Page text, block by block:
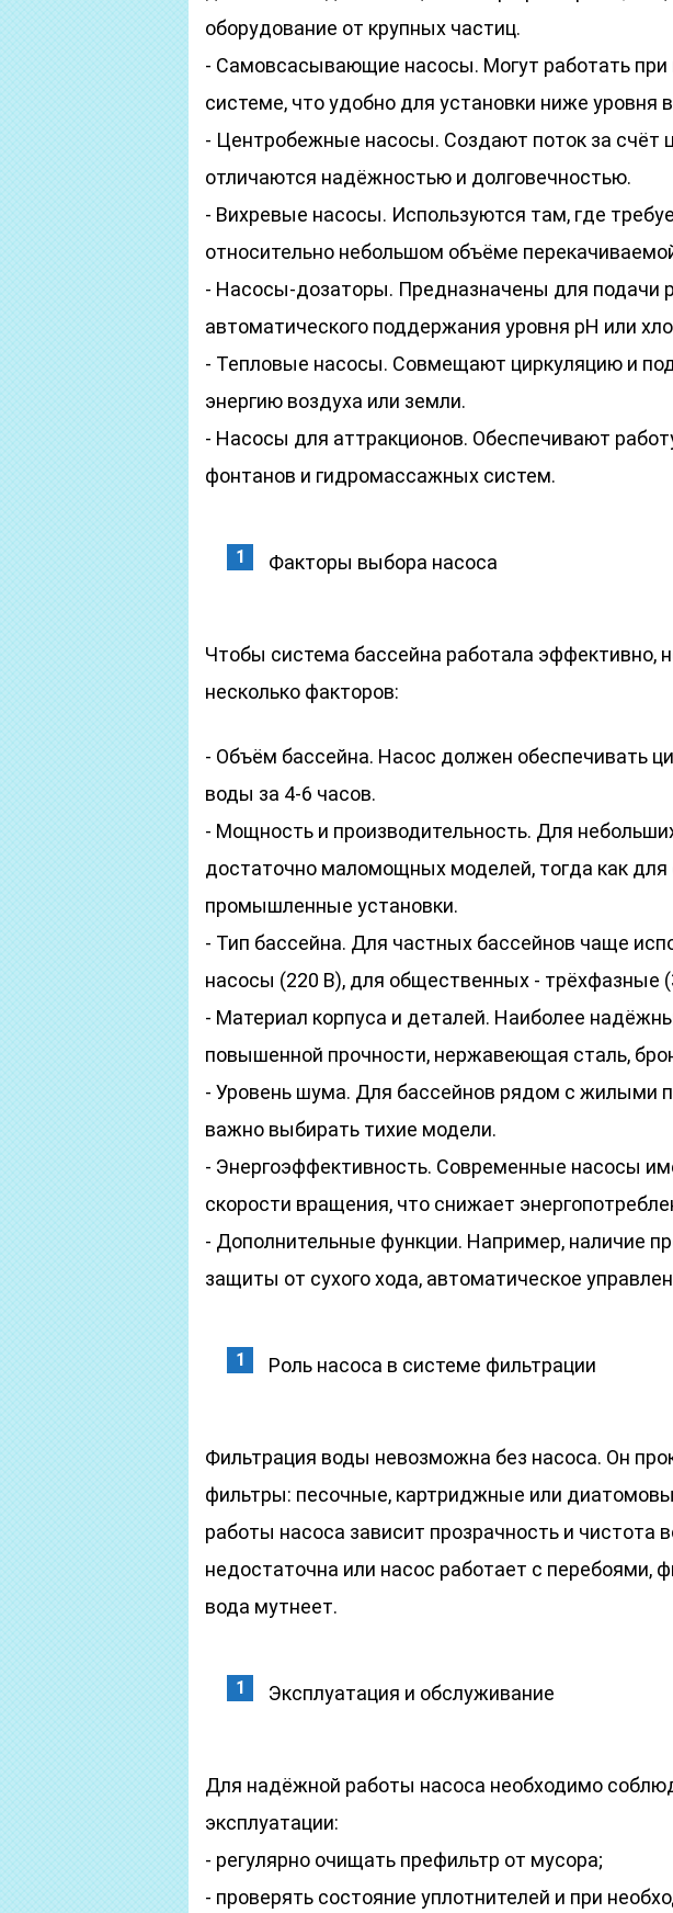
оборудование от крупных частиц.
- Самовсасывающие насосы. Могут работать при
системе, что удобно для установки ниже уровня
- Центробежные насосы. Создают поток за счёт
отличаются надёжностью и долговечностью.
- Вихревые насосы. Используются там, где
относительно небольшом объёме
- Насосы-дозаторы. Предназначены для подачи
автоматического поддержания уровня pH или
- Тепловые насосы. Совмещают циркуляцию и
энергию воздуха или земли.
- Насосы для аттракционов. Обеспечивают
фонтанов и гидромассажных систем.
Факторы выбора насоса
Чтобы система бассейна работала эффективно,
несколько факторов:
- Объём бассейна. Насос должен обеспечивать
воды за 4-6 часов.
- Мощность и производительность. Для
достаточно маломощных моделей, тогда как
промышленные установки.
- Тип бассейна. Для частных бассейнов чаще
насосы (220 В), для общественных - трёхфазные
- Материал корпуса и деталей. Наиболее
повышенной прочности, нержавеющая сталь,
- Уровень шума. Для бассейнов рядом с жилыми
важно выбирать тихие модели.
- Энергоэффективность. Современные насосы
скорости вращения, что снижает
- Дополнительные функции. Например, наличие
защиты от сухого хода, автоматическое
Роль насоса в системе фильтрации
Фильтрация воды невозможна без насоса. Он
фильтры: песочные, картриджные или
работы насоса зависит прозрачность и чистота
недостаточна или насос работает с перебоями,
вода мутнеет.
Эксплуатация и обслуживание
Для надёжной работы насоса необходимо
эксплуатации:
- регулярно очищать префильтр от мусора;
- проверять состояние уплотнителей и при